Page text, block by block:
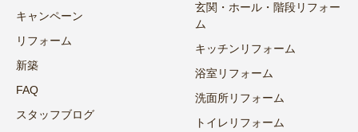
キャンペーン
リフォーム
新築
FAQ
スタッフブログ
玄関・ホール・階段リフォー
ム
キッチンリフォーム
浴室リフォーム
洗面所リフォーム
トイレリフォーム